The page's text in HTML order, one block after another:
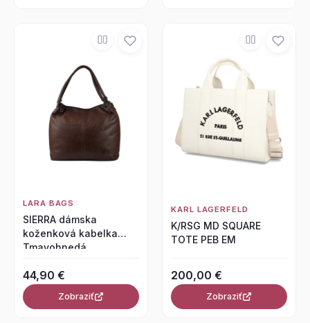
LARA BAGS
SIERRA dámska
koženková kabelka
Tmavohnedá
44,90 €
Zobraziť
KARL LAGERFELD
K/RSG MD SQUARE
TOTE PEB EM
200,00 €
Zobraziť